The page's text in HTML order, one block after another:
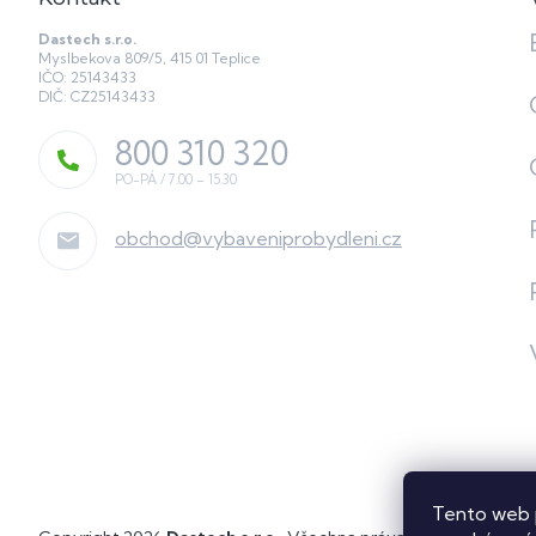
Tento web
Dastech s.r.o.
Myslbekova 809/5, 415 01 Teplice
IČO: 25143433
DIČ: CZ25143433
obchod@vybaveniprobydleni.cz
800 310 320